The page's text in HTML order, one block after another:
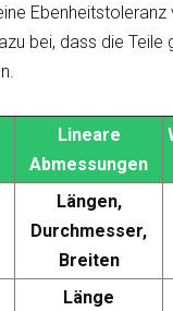
Ebenheitstoleranz
bei, dass die Teile
Lineare
Abmessungen
Längen,
Durchmesser,
Breiten
Länge